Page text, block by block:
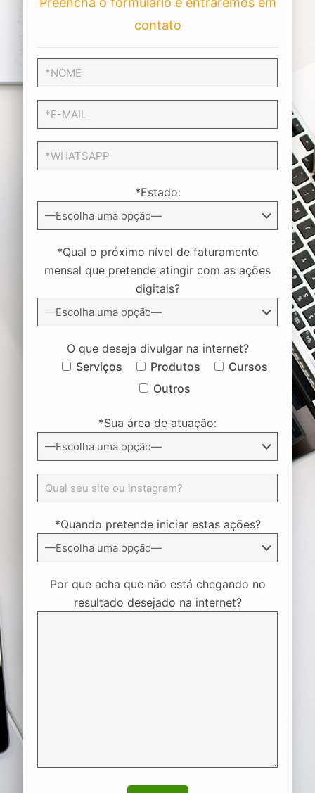
contato
*Estado:
*Qual o próximo nível de faturamento
mensal que pretende atingir com as ações
digitais?
O que deseja divulgar na internet?
Serviços
Produtos
Cursos
Outros
*Sua área de atuação:
*Quando pretende iniciar estas ações?
Por que acha que não está chegando no
resultado desejado na internet?